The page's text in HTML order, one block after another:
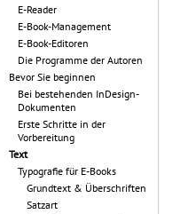
E-Reader
E-Book-Management
E-Book-Editoren
Die Programme der Autoren
Bevor Sie beginnen
Bei bestehenden InDesign-
Dokumenten
Erste Schritte in der
Vorbereitung
Text
Typografie für E-Books
Grundtext & Überschriften
Satzart